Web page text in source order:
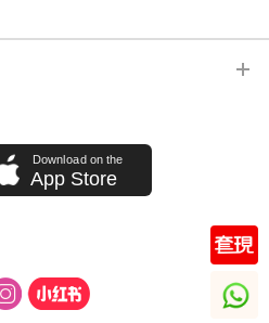
Download on the
App Store